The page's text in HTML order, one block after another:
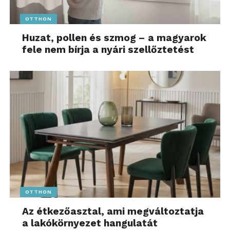
szorosan együttműködött
a versenyzőkkel és a
McLaren Racinggel, hogy
különleges, 1000.
futamhoz kapcsolódó
LEGO sisakokat.
Mostantól pedig a
rajongók otthon is
megépíthetik és
kiállíthatják ezeket a
szetteket, így egy igazán
menő emléket kapnak a
OTTHON
Huzat, pollen és szmog – a magyarok
fele nem bírja a nyári szellőztetést
OTTHON
Az étkezőasztal, ami megváltoztatja
a lakókörnyezet hangulatát